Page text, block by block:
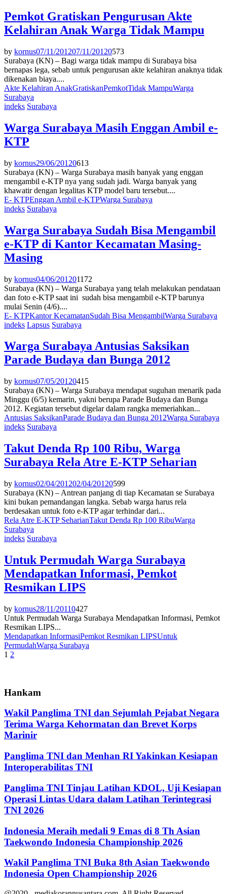
Pemkot Gratiskan Pengurusan Akte
Kelahiran Anak Warga Tidak Mampu
by kornus07/11/201207/11/20120573
Surabaya (KN) – Bagi warga tidak mampu di Surabaya bisa
bernapas lega, sebab untuk pengurusan akte kelahiran anaknya tidak
dikenakan biaya....
Akte Kelahiran AnakGratiskanPemkotTidak MampuWarga
Surabaya
indeks Surabaya
Warga Surabaya Masih Enggan Ambil e-
KTP
by kornus29/06/20120613
Surabaya (KN) – Warga Surabaya masih banyak yang enggan
mengambil e-KTP nya yang sudah jadi. Warga banyak yang
khawatir dengan legalitas KTP model baru tersebut....
E- KTPEnggan Ambil e-KTPWarga Surabaya
indeks Surabaya
Warga Surabaya Sudah Bisa Mengambil
e-KTP di Kantor Kecamatan Masing-
Masing
by kornus04/06/201201172
Surabaya (KN) – Warga Surabaya yang telah melakukan pendataan
dan foto e-KTP saat ini sudah bisa mengambil e-KTP barunya
mulai Senin (4/6)....
E- KTPKantor KecamatanSudah Bisa MengambilWarga Surabaya
indeks Lapsus Surabaya
Warga Surabaya Antusias Saksikan
Parade Budaya dan Bunga 2012
by kornus07/05/20120415
Surabaya (KN) – Warga Surabaya mendapat suguhan menarik pada
Minggu (6/5) kemarin, yakni berupa Parade Budaya dan Bunga
2012. Kegiatan tersebut digelar dalam rangka memeriahkan...
Antusias SaksikanParade Budaya dan Bunga 2012Warga Surabaya
indeks Surabaya
Takut Denda Rp 100 Ribu, Warga
Surabaya Rela Atre E-KTP Seharian
by kornus02/04/201202/04/20120599
Surabaya (KN) – Antrean panjang di tiap Kecamatan se Surabaya
kini bukan pemandangan langka. Sebab warga harus rela
berdesakan untuk foto e-KTP agar terhindar dari...
Rela Atre E-KTP SeharianTakut Denda Rp 100 RibuWarga
Surabaya
indeks Surabaya
Untuk Permudah Warga Surabaya
Mendapatkan Informasi, Pemkot
Resmikan LIPS
by kornus28/11/20110427
Untuk Permudah Warga Surabaya Mendapatkan Informasi, Pemkot
Resmikan LIPS...
Mendapatkan InformasiPemkot Resmikan LIPSUntuk
PermudahWarga Surabaya
Paginasi
1 2
Hankam
Wakil Panglima TNI dan Sejumlah Pejabat Negara
Terima Warga Kehormatan dan Brevet Korps
Marinir
Panglima TNI dan Menhan RI Yakinkan Kesiapan
Interoperabilitas TNI
Panglima TNI Tinjau Latihan KDOL, Uji Kesiapan
Operasi Lintas Udara dalam Latihan Terintegrasi
TNI 2026
Indonesia Meraih medali 9 Emas di 8 Th Asian
Taekwondo Indonesia Championship 2026
Wakil Panglima TNI Buka 8th Asian Taekwondo
Indonesia Open Championship 2026